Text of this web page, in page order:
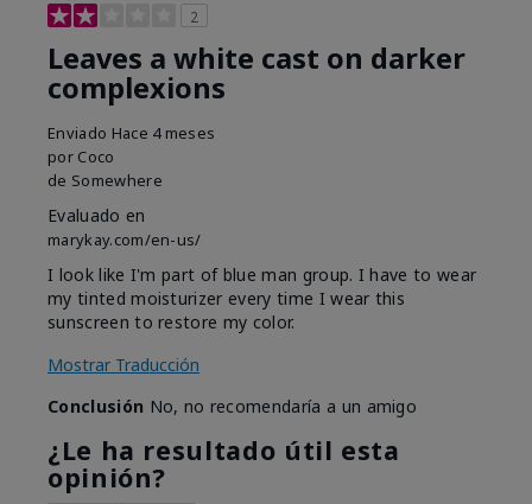
2
Leaves a white cast on darker
complexions
Enviado Hace 4 meses
por Coco
de Somewhere
Evaluado en
marykay.com/en-us/
I look like I'm part of blue man group. I have to wear
my tinted moisturizer every time I wear this
sunscreen to restore my color.
Mostrar Traducción
Conclusión No, no recomendaría a un amigo
¿Le ha resultado útil esta
opinión?